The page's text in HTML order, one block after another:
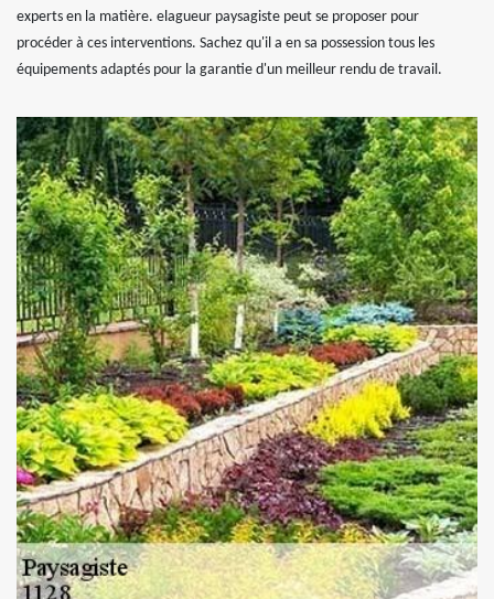
experts en la matière. elagueur paysagiste peut se proposer pour
procéder à ces interventions. Sachez qu'il a en sa possession tous les
équipements adaptés pour la garantie d'un meilleur rendu de travail.